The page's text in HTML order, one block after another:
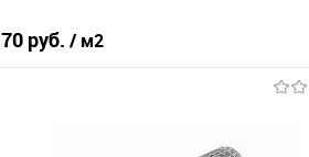
70 руб. / м2